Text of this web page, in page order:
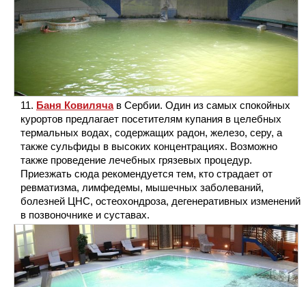
Баня Ковилячав Сербии. Один из самых спокойных
курортов предлагает посетителям купания в целебных
термальных водах, содержащих радон, железо, серу, а
также сульфиды в высоких концентрациях. Возможно
также проведение лечебных грязевых процедур.
Приезжать сюда рекомендуется тем, кто страдает от
ревматизма, лимфедемы, мышечных заболеваний,
болезней ЦНС, остеохондроза, дегенеративных изменений
в позвоночнике и суставах.